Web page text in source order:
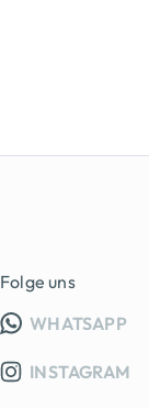
Folge uns
WHATSAPP
INSTAGRAM